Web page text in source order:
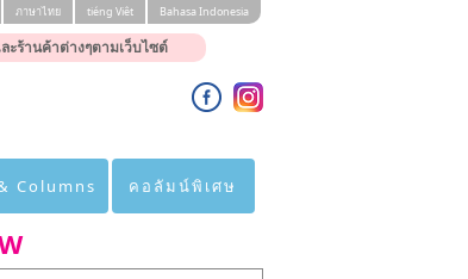
ะร้านค้าต่างๆตามเว็บไซต์
ภาษาไทย tiéng Viêt Bahasa Indonesia
Columns คอลัมน์พิเศษ